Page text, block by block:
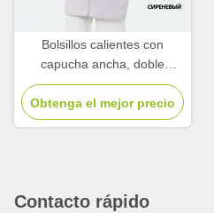
Bolsillos calientes con
capucha ancha, doble
cremallera, chaqueta ligera
con almohadilla.
Obtenga el mejor precio
Contacto rápido